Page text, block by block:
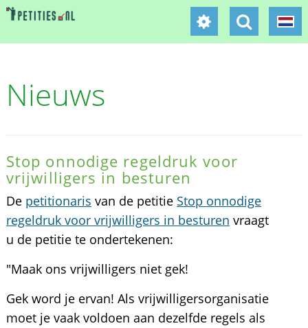
Nieuws
Stop onnodige regeldruk voor
vrijwilligers in besturen
De petitionaris van de petitie Stop onnodige
regeldruk voor vrijwilligers in besturen vraagt
u de petitie te ondertekenen:
"Maak ons vrijwilligers niet gek!
Gek word je ervan! Als vrijwilligersorganisatie
moet je vaak voldoen aan dezelfde regels als